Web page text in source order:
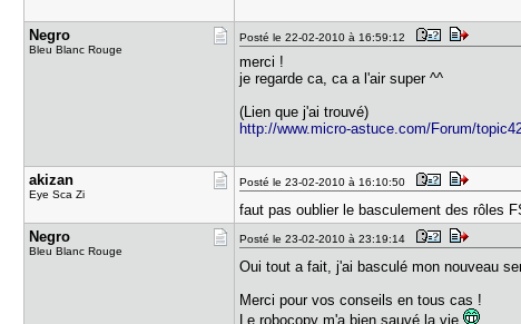
Negro
Bleu Blanc Rouge
Posté le 22-02-2010 à 16:59:12
merci !
je regarde ca, ca a l'air super ^^
(Lien que j'ai trouvé)
http://www.micro-astuce.com/Forum/
akizan
Eye Sca Zi
Posté le 23-02-2010 à 16:10:50
faut pas oublier le basculement des rôles
Negro
Bleu Blanc Rouge
Posté le 23-02-2010 à 23:19:14
Oui tout a fait, j'ai basculé mon nouveau
Merci pour vos conseils en tous cas !
Le robocopy m'a bien sauvé la vie